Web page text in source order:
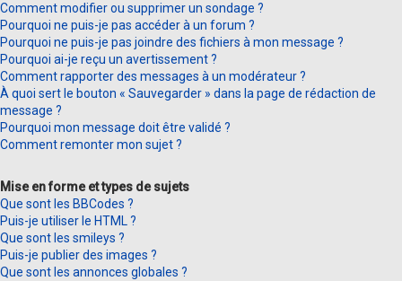
Comment modifier ou supprimer un sondage ?
Pourquoi ne puis-je pas accéder à un forum ?
Pourquoi ne puis-je pas joindre des fichiers à mon message ?
Pourquoi ai-je reçu un avertissement ?
Comment rapporter des messages à un modérateur ?
À quoi sert le bouton « Sauvegarder » dans la page de rédaction de
message ?
Pourquoi mon message doit être validé ?
Comment remonter mon sujet ?
Mise en forme et types de sujets
Que sont les BBCodes ?
Puis-je utiliser le HTML ?
Que sont les smileys ?
Puis-je publier des images ?
Que sont les annonces globales ?